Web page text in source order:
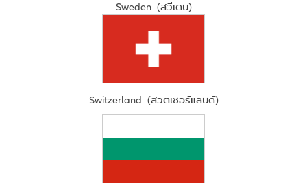
Sweden (สวีเดน)
Switzerland (สวิตเซอร์แลนด์)